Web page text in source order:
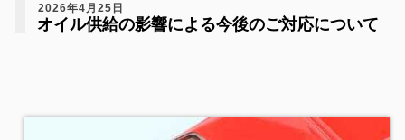
2026年4月25日
オイル供給の影響による今後のご対応について